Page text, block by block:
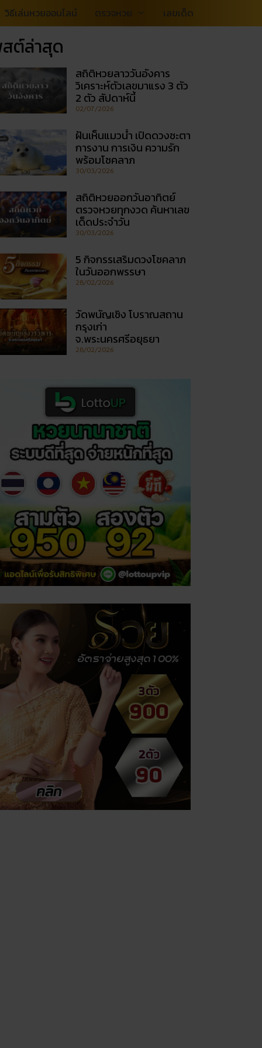
วิธีเล่นหวยออนไลน์ ตรวจหวย เลขเด็ด
ต์ล่าสุด
สถิติหวยลาววันอังคาร
วิเคราะห์ตัวเลขมาแรง 3 ตัว
2 ตัว สัปดาห์นี้
02/07/2026
ฝันเห็นแมวน้ำ เปิดดวงชะตา
การงาน การเงิน ความรัก
พร้อมโชคลาภ
30/03/2026
สถิติหวยออกวันอาทิตย์
ตรวจหวยทุกงวด ค้นหาเลข
เด็ดประจำวัน
30/03/2026
5 กิจกรรเสริมดวงโชคลาภ
ในวันออกพรรษา
28/02/2026
วัดพนัญเชิง โบราณสถาน
กรุงเก่า
จ.พระนครศรีอยุธยา
28/02/2026